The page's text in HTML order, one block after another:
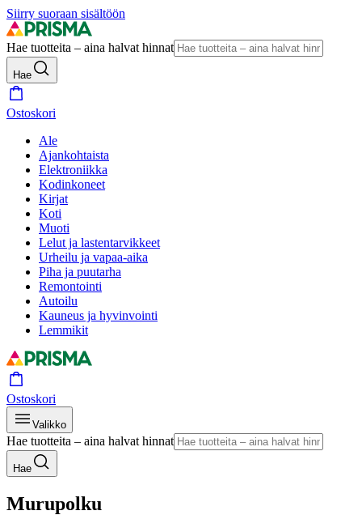
Siirry suoraan sisältöön
Hae tuotteita – aina halvat hinnat
Hae
Ostoskori
Ale
Ajankohtaista
Elektroniikka
Kodinkoneet
Kirjat
Koti
Muoti
Lelut ja lastentarvikkeet
Urheilu ja vapaa-aika
Piha ja puutarha
Remontointi
Autoilu
Kauneus ja hyvinvointi
Lemmikit
Ostoskori
Valikko
Hae tuotteita – aina halvat hinnat
Hae
Murupolku